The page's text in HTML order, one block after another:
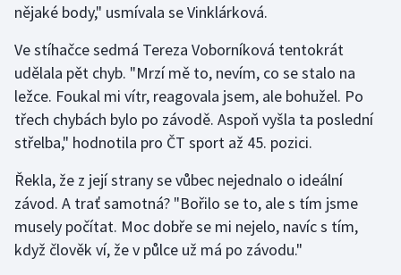
nějaké body," usmívala se Vinklárková.
Ve stíhačce sedmá Tereza Voborníková tentokrát
udělala pět chyb. "Mrzí mě to, nevím, co se stalo na
ležce. Foukal mi vítr, reagovala jsem, ale bohužel. Po
třech chybách bylo po závodě. Aspoň vyšla ta poslední
střelba," hodnotila pro ČT sport až 45. pozici.
Řekla, že z její strany se vůbec nejednalo o ideální
závod. A trať samotná? "Bořilo se to, ale s tím jsme
musely počítat. Moc dobře se mi nejelo, navíc s tím,
když člověk ví, že v půlce už má po závodu."